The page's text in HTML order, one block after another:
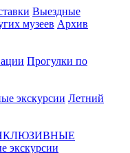
Выездные
музеев Архив
Прогулки по
экскурсии Летний
экскурсии